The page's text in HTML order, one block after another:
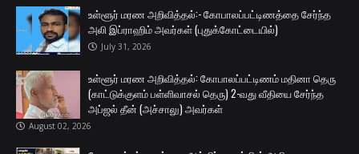
உள்ளூர் மரண அறிவித்தல்:- கோபாலப்பட்டிணத்தை சேர்ந்த
அலி இப்ராஹிம் அவர்கள் (புதுக்கோட்டையில்)
July 31, 2026
உள்ளூர் மரண அறிவித்தல்: கோபாலப்பட்டிணம் மதினா தெரு
(காட்டுக்குளம் பள்ளிவாசல் தெரு) 2-வது வீதியை சேர்ந்த
அப்ஜல் தீன் (அச்சாலு) அவர்கள்
August 02, 2026